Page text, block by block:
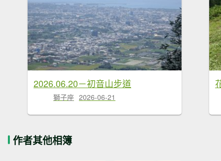
2026.06.20－初音山步道
獅子座 2026-06-21
作者其他相簿